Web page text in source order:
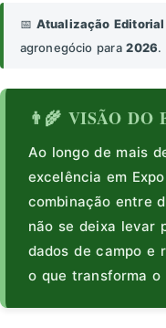
📅 Atualização
agronegócio para2026.
👨‍🌾 VISÃO DO
Ao longo de mais
excelência em
combinação entre
não se deixa levar
dados de campo e
o que transforma